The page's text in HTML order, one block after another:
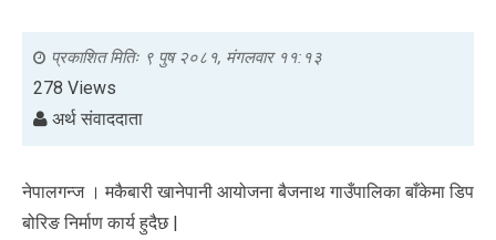
प्रकाशित मितिः ९ पुष २०८१, मंगलवार ११:१३
278 Views
अर्थ संवाददाता
नेपालगन्ज । मकैबारी खानेपानी आयोजना बैजनाथ गाउँपालिका बाँकेमा डिप
बोरिङ निर्माण कार्य हुदैछ |